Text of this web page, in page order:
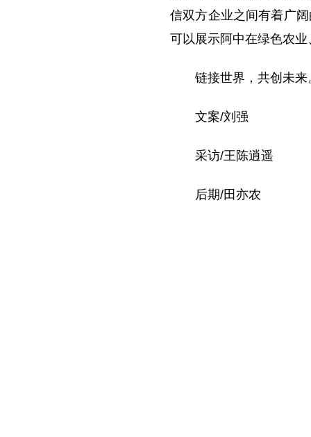
信双方企业之间有着广
可以展示阿中在绿色农
链接世界，共创未
文案/刘强
采访/王陈逍遥
后期/田亦农